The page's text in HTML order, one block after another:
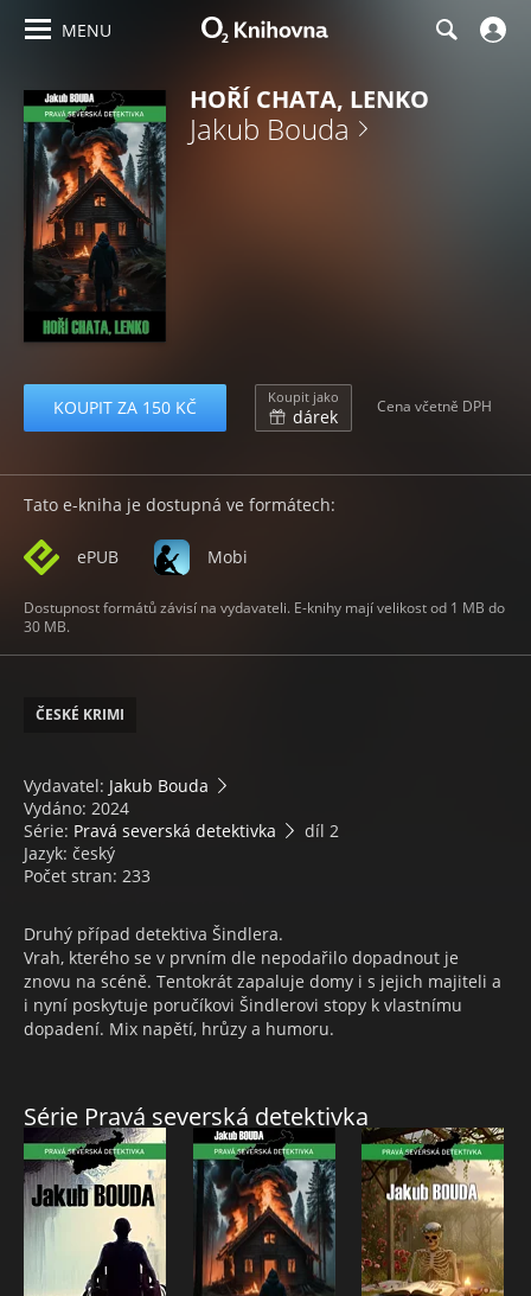
MENU
HOŘÍ CHATA, LENKO
Jakub Bouda
KOUPIT ZA 150 KČ Koupit jako
dárek Cena včetně DPH
Tato e-kniha je dostupná ve formátech:
ePUB Mobi
Dostupnost formátů závisí na vydavateli. E-knihy mají velikost od 1 MB do
30 MB.
ČESKÉ KRIMI
Vydavatel: Jakub Bouda
Vydáno: 2024
Série: Pravá severská detektivka
díl 2
Jazyk: český
Počet stran: 233
Druhý případ detektiva Šindlera.
Vrah, kterého se v prvním dle nepodařilo dopadnout je
znovu na scéně. Tentokrát zapaluje domy i s jejich majiteli a
i nyní poskytuje poručíkovi Šindlerovi stopy k vlastnímu
dopadení. Mix napětí, hrůzy a humoru.
Série Pravá severská detektivka